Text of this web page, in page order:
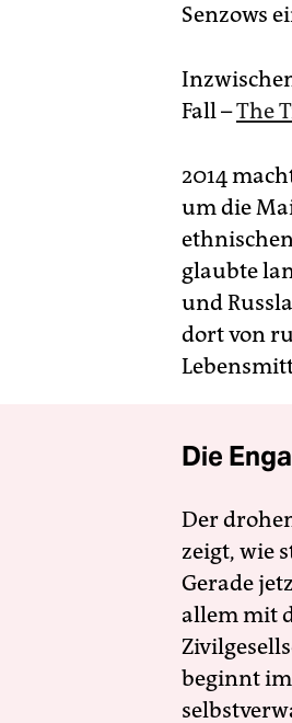
Senzows
Fall –The
2014
um die
glaubte
und
dort von
Die
Der
zeigt, wie
Gerade
allem mit
beginnt